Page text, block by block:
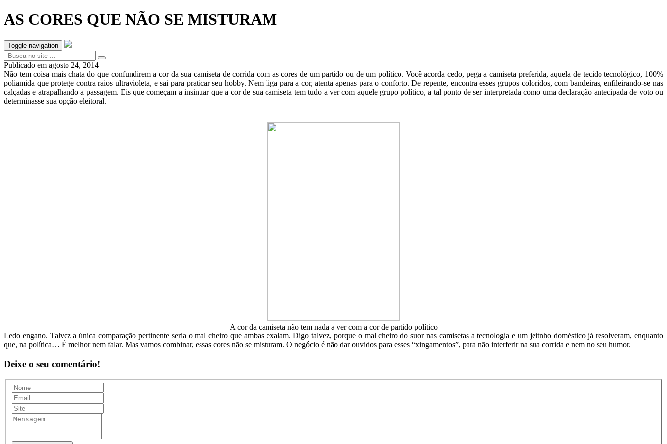
AS CORES QUE NÃO SE MISTURAM
Toggle navigation
Publicado em agosto 24, 2014
Não tem coisa mais chata do que confundirem a cor da sua camiseta de corrida com as cores de um partido ou de um político. Você acorda cedo, pega a camiseta preferida, aquela de tecido tecnológico, 100%
poliamida que protege contra raios ultravioleta, e sai para praticar seu hobby. Nem liga para a cor, atenta apenas para o conforto. De repente, encontra esses grupos coloridos, com bandeiras, enfileirando-se nas
calçadas e atrapalhando a passagem. Eis que começam a insinuar que a cor de sua camiseta tem tudo a ver com aquele grupo político, a tal ponto de ser interpretada como uma declaração antecipada de voto ou
determinasse sua opção eleitoral.
A cor da camiseta não tem nada a ver com a cor de partido político
Ledo engano. Talvez a única comparação pertinente seria o mal cheiro que ambas exalam. Digo talvez, porque o mal cheiro do suor nas camisetas a tecnologia e um jeitnho doméstico já resolveram, enquanto
que, na política… É melhor nem falar. Mas vamos combinar, essas cores não se misturam. O negócio é não dar ouvidos para esses “xingamentos”, para não interferir na sua corrida e nem no seu humor.
Deixe o seu comentário!